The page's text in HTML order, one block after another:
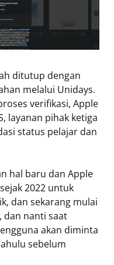
ditutup dengan
melalui Unidays.
verifikasi, Apple
layanan pihak ketiga
status pelajar dan
hal baru dan Apple
2022 untuk
dan sekarang mulai
dan nanti saat
akan diminta
sebelum